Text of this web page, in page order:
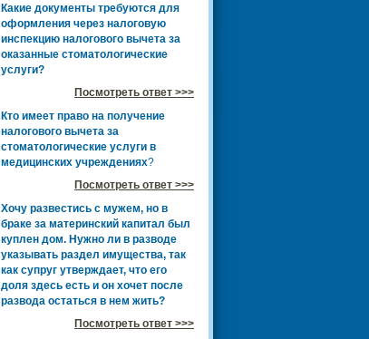
Какие документы требуются для
оформления через налоговую
инспекцию налогового вычета за
оказанные стоматологические
услуги?
Посмотреть ответ >>>
Кто имеет право на получение
налогового вычета за
стоматологические услуги в
медицинских учреждениях?
Посмотреть ответ >>>
Хочу развестись с мужем, но в
браке за материнский капитал был
куплен дом. Нужно ли в разводе
указывать раздел имущества, так
как супруг утверждает, что его
доля здесь есть и он хочет после
развода остаться в нем жить?
Посмотреть ответ >>>